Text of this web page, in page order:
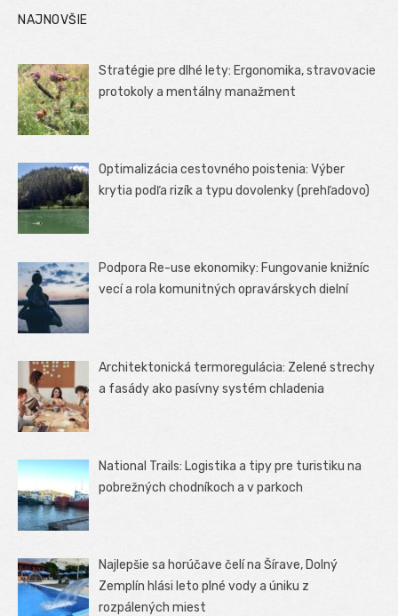
NAJNOVŠIE
Stratégie pre dlhé lety: Ergonomika, stravovacie
protokoly a mentálny manažment
Optimalizácia cestovného poistenia: Výber
krytia podľa rizík a typu dovolenky (prehľadovo)
Podpora Re-use ekonomiky: Fungovanie knižníc
vecí a rola komunitných opravárskych dielní
Architektonická termoregulácia: Zelené strechy
a fasády ako pasívny systém chladenia
National Trails: Logistika a tipy pre turistiku na
pobrežných chodníkoch a v parkoch
Najlepšie sa horúčave čelí na Šírave, Dolný
Zemplín hlási leto plné vody a úniku z
rozpálených miest